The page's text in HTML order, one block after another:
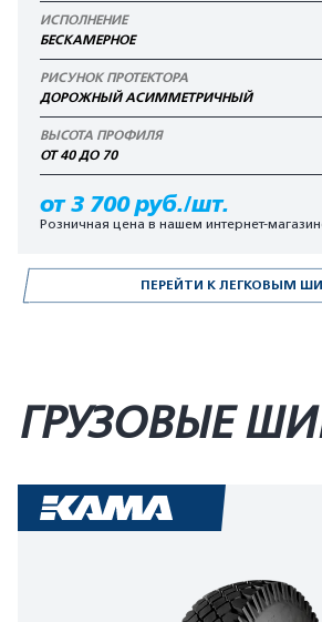
ПЕРЕЙТИ К ЛЕГКОВЫМ
ИСПОЛНЕНИЕ
БЕСКАМЕРНОЕ
РИСУНОК ПРОТЕКТОРА
ДОРОЖНЫЙ АСИММЕТРИЧНЫЙ
ВЫСОТА ПРОФИЛЯ
ОТ 40 ДО 70
от 3 700 руб./шт.
Розничная цена в нашем интернет-
ГРУЗОВЫЕ